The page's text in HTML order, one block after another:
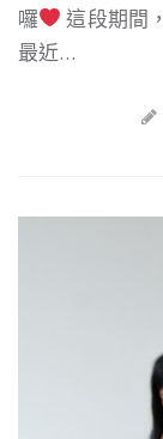
囉
這段期間
最近…